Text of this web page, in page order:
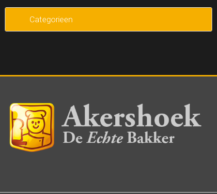
Categorieen